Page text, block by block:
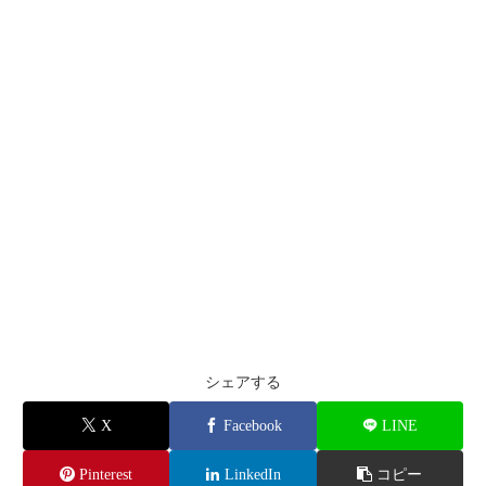
シェアする
X Facebook LINE
Pinterest LinkedIn コピー